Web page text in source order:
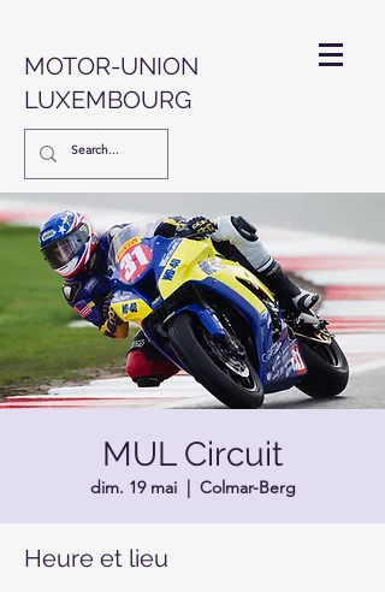
MOTOR-UNION
LUXEMBOURG
MUL Circuit
dim. 19 mai
  |
Colmar-Berg
Heure et lieu